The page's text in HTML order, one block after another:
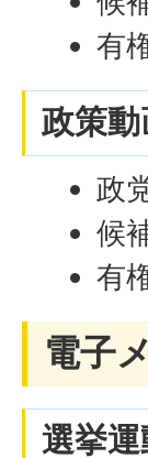
有
政策
政
候
有
電子
選挙